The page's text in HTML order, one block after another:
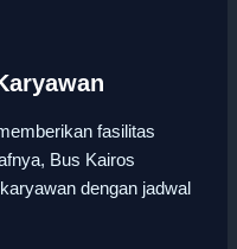
fasilitas
Bus Kairos
dengan jadwal